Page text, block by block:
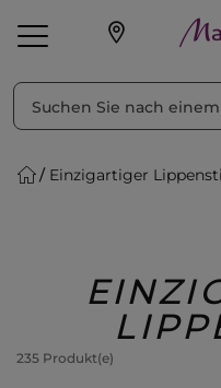
Geschenke
Einzigartiger
235 Produkt(e)
sortieren nach